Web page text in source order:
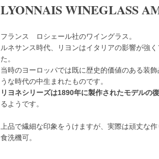
LYONNAIS WINEGLASS
フランス ロシェール社のワイングラス。
ルネサンス時代、リヨンはイタリアの影響が強
た。
当時のヨーロッパでは既に歴史的価値のある装
うな時代の中生まれたものです。
リヨネシリーズは1890年に製作されたモデルの
るようです。
上品で繊細な印象をうけますが、実際は頑丈な
食洗機可。